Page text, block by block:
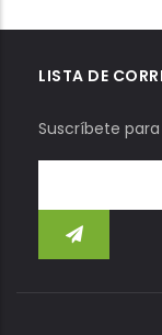
LISTA DE
Suscríbete